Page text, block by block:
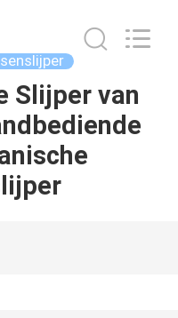
Slijper van